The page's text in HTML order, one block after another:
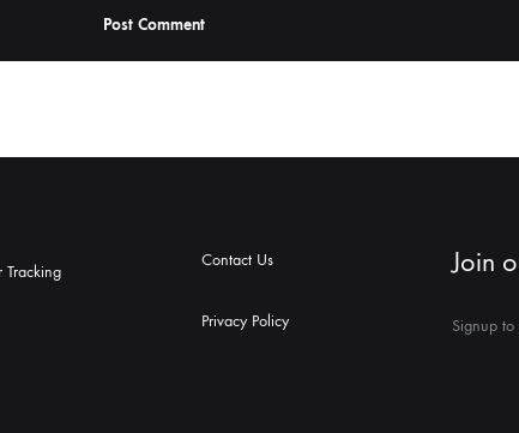
Tracking
Contact Us
Privacy Policy
Join
Signup